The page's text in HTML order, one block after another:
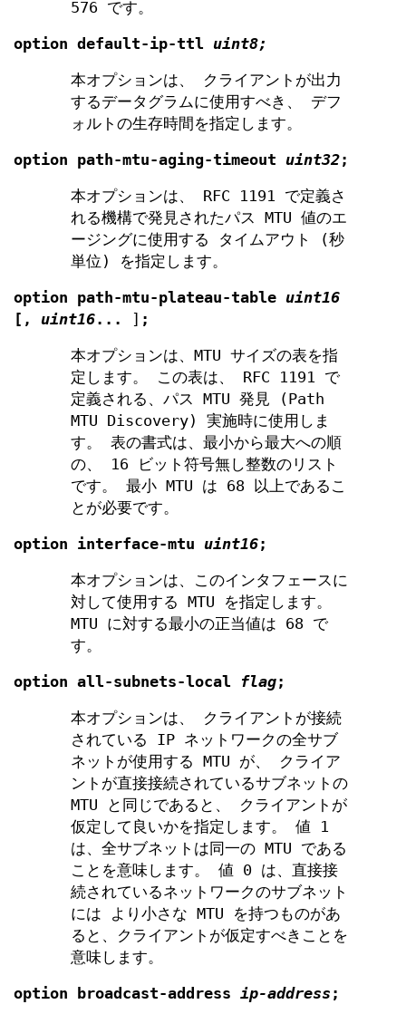
576 です。
option default-ip-ttl uint8;
本オプションは、 クライアントが出力
するデータグラムに使用すべき、 デフ
ォルトの生存時間を指定します。
option path-mtu-aging-timeout uint32;
本オプションは、 RFC 1191 で定義さ
れる機構で発見されたパス MTU 値のエ
ージングに使用する タイムアウト (秒
単位) を指定します。
option path-mtu-plateau-table uint16
[ , uint16... ] ;
本オプションは、MTU サイズの表を指
定します。 この表は、 RFC 1191 で
定義される、パス MTU 発見 (Path
MTU Discovery) 実施時に使用しま
す。 表の書式は、最小から最大への順
の、 16 ビット符号無し整数のリスト
です。 最小 MTU は 68 以上であるこ
とが必要です。
option interface-mtu uint16;
本オプションは、このインタフェースに
対して使用する MTU を指定します。
MTU に対する最小の正当値は 68 で
す。
option all-subnets-local flag;
本オプションは、 クライアントが接続
されている IP ネットワークの全サブ
ネットが使用する MTU が、 クライア
ントが直接接続されているサブネットの
MTU と同じであると、 クライアントが
仮定して良いかを指定します。 値 1
は、全サブネットは同一の MTU である
ことを意味します。 値 0 は、直接接
続されているネットワークのサブネット
には より小さな MTU を持つものがあ
ると、クライアントが仮定すべきことを
意味します。
option broadcast-address ip-address ;